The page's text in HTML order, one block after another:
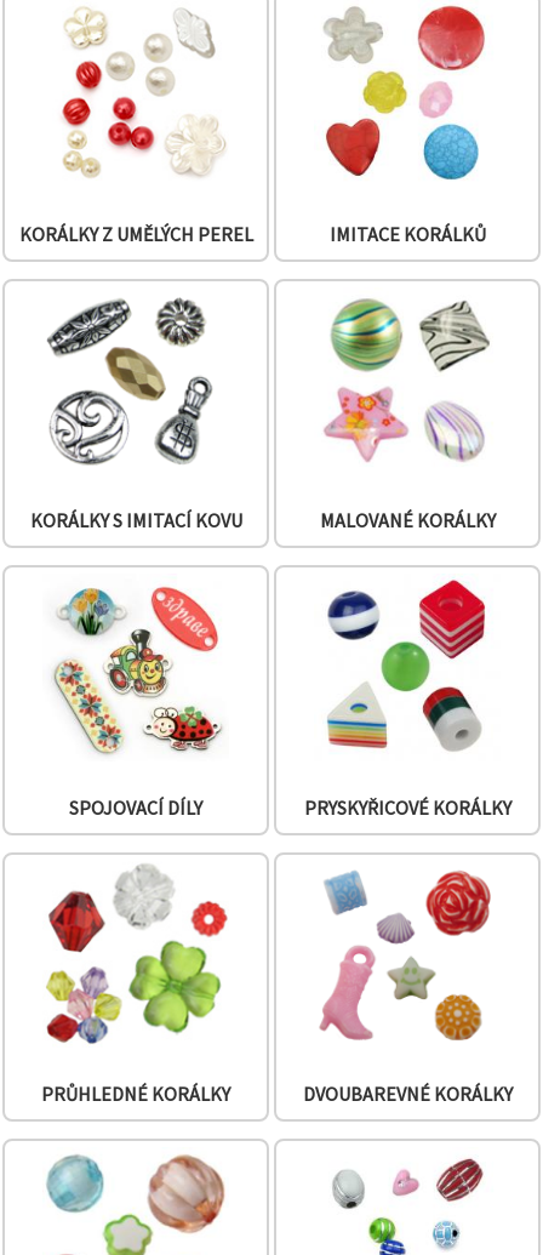
Přijmout
vše
Nastavení
KORÁLKY Z UMĚLÝCH PEREL IMITACE KORÁLKŮ
KORÁLKY S IMITACÍ KOVU MALOVANÉ KORÁLKY
SPOJOVACÍ DÍLY PRYSKYŘICOVÉ KORÁLKY
PRŮHLEDNÉ KORÁLKY DVOUBAREVNÉ KORÁLKY